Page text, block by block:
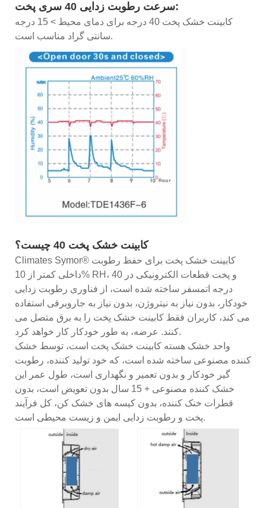
سرعت رطوبت زدایی 40 سری پخت:
کابینت خشک پخت 40 درجه برای دمای محیط > 15 درجه
سانتی گراد مناسب است.
کابینت خشک پخت 40 چیست؟
Climates Symor® کابینت خشک پخت برای حفظ رطوبت
داخلی کمتر از 10% RH، و پخت قطعات الکترونیکی در 40
درجه اتمسفر ساخته شده است، از فناوری رطوبت زدایی
خودکار، بدون نیاز به نیتروژن، بدون نیاز به جاروبرقی استفاده
می کند، کاربران فقط کابینت خشک پخت را به برق متصل می
کنند. عرضه، به طور خودکار کار خواهد کرد.
واحد خشک هسته کابینت خشک پخت است، توسط خشک
کننده مصنوعی ساخته شده است، که خود تولید کننده، رطوبت
گیر خودکار و بدون تعمیر و نگهداری است، طول عمر این
خشک کننده مصنوعی + 15 سال بدون تعویض است، بدون
قطرات خنک کننده، بدون کیسه های خشک کن، کل فرآیند
پخت و رطوبت زدایی ایمن و زیست محیطی است.